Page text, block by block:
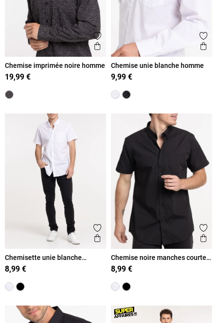
Ajouter aux favoris
Aperçu rapide
Chemise imprimée noire homme
19,99 €
Chemise unie blanche homme
9,99 €
Ajouter aux favoris
Aperçu rapide
Chemisette unie blanche
homme
8,99 €
Chemise noire manches courtes
homme
8,99 €